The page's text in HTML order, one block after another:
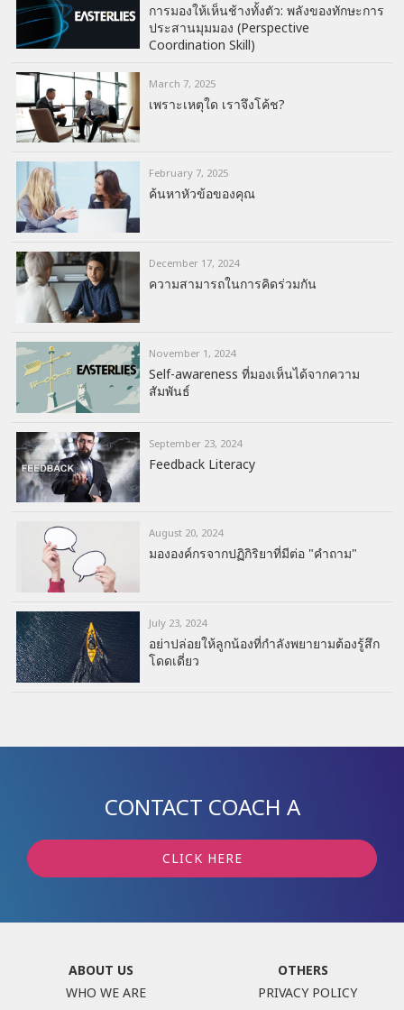
การมองให้เห็นช้างทั้งตัว: พลังของทักษะการ
ประสานมุมมอง (Perspective
Coordination Skill)
March 7, 2025
เพราะเหตุใด เราจึงโค้ช?
February 7, 2025
ค้นหาหัวข้อของคุณ
December 17, 2024
ความสามารถในการคิดร่วมกัน
November 1, 2024
Self-awareness ที่มองเห็นได้จากความ
สัมพันธ์
September 23, 2024
Feedback Literacy
August 20, 2024
มององค์กรจากปฏิกิริยาที่มีต่อ "คำถาม"
July 23, 2024
อย่าปล่อยให้ลูกน้องที่กำลังพยายามต้องรู้สึก
โดดเดี่ยว
CONTACT COACH A
CLICK HERE
ABOUT US
WHO WE ARE
OTHERS
PRIVACY POLICY